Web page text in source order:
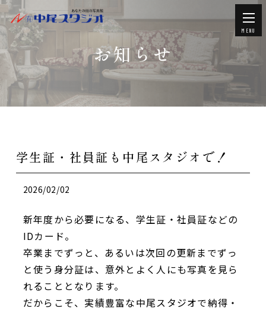
お知らせ
MENU
学生証・社員証も中尾スタジオで！
2026/02/02
新年度から必要になる、学生証・社員証などの
IDカード。
卒業までずっと、あるいは次回の更新までずっ
と使う身分証は、意外とよく人にも写真を見ら
れることとなります。
だからこそ、実績豊富な中尾スタジオで納得・